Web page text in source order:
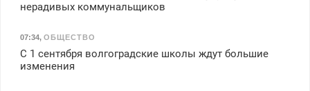
нерадивых коммунальщиков
07:34, ОБЩЕСТВО
С 1 сентября волгоградские школы ждут большие
изменения